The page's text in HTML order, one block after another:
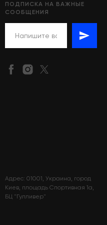
ПОДПИСКА НА ВАЖНЫЕ
СООБЩЕНИЯ
Адрес: 01001, Украина, город
Киев, площадь Спортивная 1а,
БЦ "Гулливер"